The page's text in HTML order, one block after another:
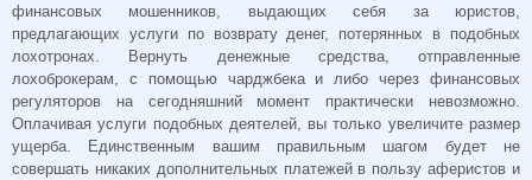
финансовых мошенников, выдающих себя за юристов,
предлагающих услуги по возврату денег, потерянных в подобных
лохотронах. Вернуть денежные средства, отправленные
лохоброкерам, с помощью чарджбека и либо через финансовых
регуляторов на сегодняшний момент практически невозможно.
Оплачивая услуги подобных деятелей, вы только увеличите размер
ущерба. Единственным вашим правильным шагом будет не
совершать никаких дополнительных платежей в пользу аферистов и